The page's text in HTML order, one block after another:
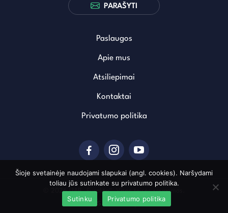
PARAŠYTI
Paslaugos
Apie mus
Atsiliepimai
Kontaktai
Privatumo politika
© 2026 UAB „Euralita“. Visos teisės saugomos.
Sukurta:
Šioje svetainėje naudojami slapukai (angl. cookies). Naršydami
toliau jūs sutinkate su privatumo politika.
Sutinku
Privatumo politika